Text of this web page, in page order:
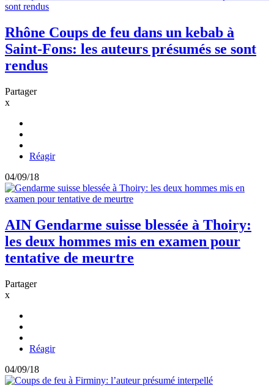
Rhône Coups de feu dans un kebab à
Saint-Fons: les auteurs présumés se sont
rendus
Partager
x
Réagir
04/09/18
AIN Gendarme suisse blessée à Thoiry:
les deux hommes mis en examen pour
tentative de meurtre
Partager
x
Réagir
04/09/18